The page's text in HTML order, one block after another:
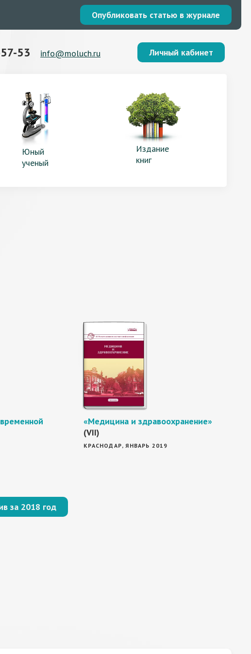
Опубликовать статью в журнале
53 info@moluch.ru Личный кабинет
Юный
ученый
Издание
книг
«Медицина и здравоохранение»
(VII)
КРАСНОДАР, ЯНВАРЬ 2019
за 2018 год